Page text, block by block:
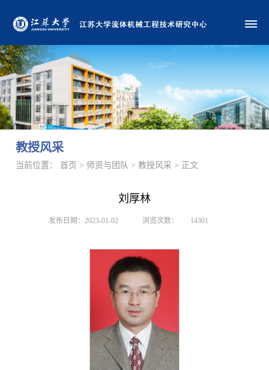
教授风采
当前位置： 首页 > 师资与团队 > 教授风采 > 正文
刘厚林
发布日期：2023-01-02 浏览次数： 14301